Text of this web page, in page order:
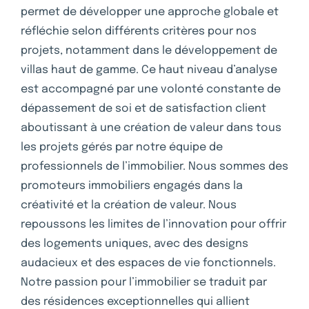
permet de développer une approche globale et
réfléchie selon différents critères pour nos
projets, notamment dans le développement de
villas haut de gamme. Ce haut niveau d’analyse
est accompagné par une volonté constante de
dépassement de soi et de satisfaction client
aboutissant à une création de valeur dans tous
les projets gérés par notre équipe de
professionnels de l’immobilier. Nous sommes des
promoteurs immobiliers engagés dans la
créativité et la création de valeur. Nous
repoussons les limites de l’innovation pour offrir
des logements uniques, avec des designs
audacieux et des espaces de vie fonctionnels.
Notre passion pour l’immobilier se traduit par
des résidences exceptionnelles qui allient